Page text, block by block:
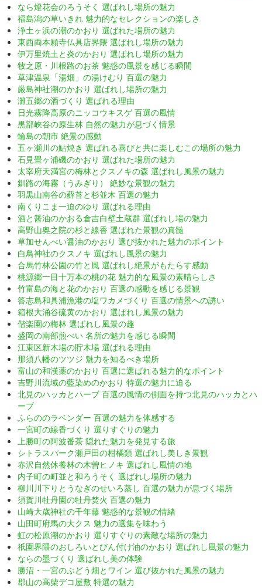
なら燈花会のろうそく 選ばれし場所の魅力
福島潟の草いきれ 魅力的なセレクションの楽しさ
浄土ヶ浜の潮のかおり 選ばれた場所の魅力
東西両本願寺仏具店界隈 選ばれし場所の魅力
伊万里焼土と炎のかおり 選ばれし場所の魅力
牧之原・川根路のお茶 魅惑の風景を感じる瞬間
草津温泉「湯畑」の湯けむり 百選の魅力
厳島神社潮のかおり 選ばれし場所の魅力
灘五郷の酒づくり 選ばれる理由
日光霧降高原のニッコウキスゲ 百選の風情
黒部峡谷の原生林 自然の魅力が息づく情景
輪島の朝市 絶景の感動
五ヶ瀬川の鮎焼き 選ばれる喜びと共に楽しむこの場所の魅力
石見畳ヶ浦磯のかおり 選ばれた場所の魅力
太宰府天満宮の梅林とクスノキの森 選ばれし風景の魅力
釧路の海霧（うみぎり） 絶妙な景観の魅力
羽黒山南谷の蘚苔と杉並木 百選の魅力
南くりこま一迫のゆり 選ばれる理由
酒と醤油のかおる倉吉白壁土蔵群 選ばれし場の魅力
高野山奥之院の杉と線香 選ばれた景観の真髄
草加せんべい醤油のかおり 選び抜かれた魅力のポイント
白鳥神社のクスノキ 選ばれし風景の魅力
合馬竹林公園の竹と風 選ばれし絶景がもたらす感動
桃源郷一目十万本の桃の花 魅力的な風景の素晴らしさ
竹富島の海と花のかおり 百選の感動を感じる景観
答志島和具浦漁港の塩ワカメづくり 百選の情景への誘い
箱根大涌谷硫黄のかおり 選ばれし風景の魅力
偕楽園の梅林 選ばれし風景の趣
盛岡の南部煎べい 名所の魅力を感じる瞬間
江東区新木場の貯木場 選ばれる理由
那須八幡のツツジ 魅力を知るべき場所
富山の和漢薬のかおり 百選に選ばれる魅力的なポイント
吉野川流域の藍染めのかおり 特選の魅力に迫る
北見のハッカとハーブ 百選の風情の側面を持つ北見のハッカとハ
ーブ
ふらののラベンダー 百選の魅力を体感する
一宮町の線香づくり 選りすぐりの魅力
上勝町の阿波番茶 隠れた魅力を発見する旅
シトラスパーク瀬戸田の柑橘類 選ばれし美しき景観
赤沢自然休養林の木曽ヒノキ 選ばれし風情の地
内子町の町並と和ろうそく 選ばれし場所の魅力
柳川川下りとうなぎのせいろ蒸し 百選の魅力が息づく場所
須賀川牡丹園の牡丹焚火 百選の魅力
山崎大歳神社の千年藤 魅惑的な景観の情緒
山田町府馬の大クス 魅力の選集を味わう
虹の松原潮のかおり 選りすぐりの素敵な場所の魅力
祇園界隈のおしろいとびん付け油のかおり 選ばれし風景の魅力
ならの墨づくり 選ばれし美の体験
勝沼・一宮のぶどう畑とワイン 選び抜かれた風景の魅力
郡山の高柴デコ屋敷 特選の魅力